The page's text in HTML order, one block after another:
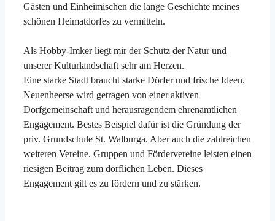
Gästen und Einheimischen die lange Geschichte meines
schönen Heimatdorfes zu vermitteln.
Als Hobby-Imker liegt mir der Schutz der Natur und
unserer Kulturlandschaft sehr am Herzen.
Eine starke Stadt braucht starke Dörfer und frische Ideen.
Neuenheerse wird getragen von einer aktiven
Dorfgemeinschaft und herausragendem ehrenamtlichen
Engagement. Bestes Beispiel dafür ist die Gründung der
priv. Grundschule St. Walburga. Aber auch die zahlreichen
weiteren Vereine, Gruppen und Fördervereine leisten einen
riesigen Beitrag zum dörflichen Leben. Dieses
Engagement gilt es zu fördern und zu stärken.